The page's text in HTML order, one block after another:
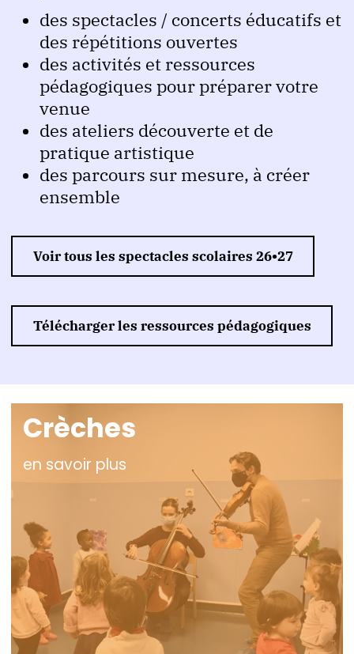
des spectacles / concerts éducatifs et
des répétitions ouvertes
des activités et ressources
pédagogiques pour préparer votre
venue
des ateliers découverte et de
pratique artistique
des parcours sur mesure, à créer
ensemble
Voir tous les spectacles scolaires 26•27
Télécharger les ressources pédagogiques
Crèches
en savoir plus